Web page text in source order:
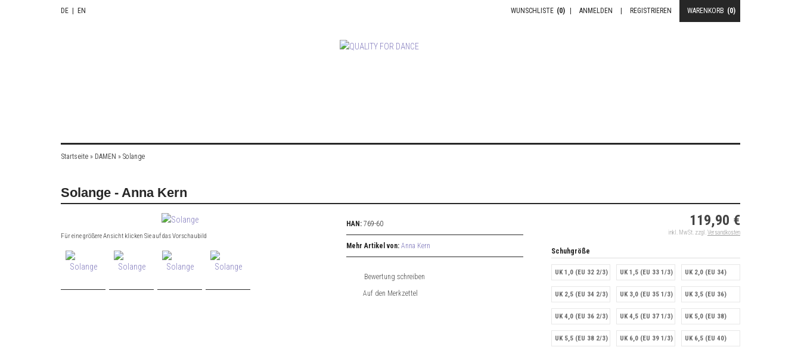
DE EN WARENKORB (0)
REGISTRIEREN
ANMELDEN
WUNSCHLISTE (0)
Startseite » DAMEN » Solange
Solange - Anna Kern
Für eine größere Ansicht klicken Sie auf das Vorschaubild
HAN:769-60
Mehr Artikel von: Anna Kern
Bewertung schreiben
119,90 €
inkl. MwSt. zzgl. Versandkosten
Schuhgröße
UK 1,0 (EU 32 2/3) UK 1,5 (EU 33 1/3) UK 2,0 (EU 34)
UK 2,5 (EU 34 2/3) UK 3,0 (EU 35 1/3) UK 3,5 (EU 36)
UK 4,0 (EU 36 2/3) UK 4,5 (EU 37 1/3) UK 5,0 (EU 38)
UK 5,5 (EU 38 2/3) UK 6,0 (EU 39 1/3) UK 6,5 (EU 40)